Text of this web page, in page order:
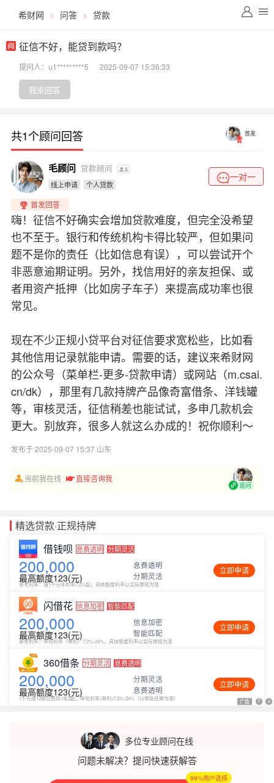
希财网 > 问答 > 贷款
征信不好，能贷到款吗？
提问人：u1*********5 2025-09-07 15:36:33
我来回答
共1个顾问回答 首发
毛顾问 贷款顾问
线上申请 个人贷款
一对一
首发回答
嗨！征信不好确实会增加贷款难度，但完全没希望
也不至于。银行和传统机构卡得比较严，但如果问
题不是你的责任（比如信息有误），可以尝试开个
非恶意逾期证明。另外，找信用好的亲友担保、或
者用资产抵押（比如房子车子）来提高成功率也很
常见。
现在不少正规小贷平台对征信要求宽松些，比如看
其他信用记录就能申请。需要的话，建议来希财网
的公众号（菜单栏-更多-贷款申请）或网站（m.csai.
cn/dk），那里有几款持牌产品像奇富借条、洋钱罐
等，审核灵活，征信稍差也能试试，多申几款机会
更大。别放弃，很多人就这么办成的！祝你顺利～
发布于 2025-09-07 15:37 山东
当前我在线 直接咨询我
追问
广告 ? x
精选贷款·正规持牌
借钱呗 息费透明 分期灵活
200,000
最高额度123(元)
息费透明
分期灵活
立即申请
参考利率：借1千元年利率7.2%起，具体额度利率以实际审核为准
闪借花 信息加密 智能匹配
200,000
最高额度123(元)
信息加密
智能匹配
立即申请
参考利率：年化利率（单利）7.2%-24%，具体额度利率以实际审核为准
360借条 分期灵活 息费透明
200,000
最高额度123(元)
分期灵活
息费透明
立即申请
1千元借12期日费用1毛2起，年化利率(单利)7.2%-24%（以审批结果为准） 广告 ? x
多位专业顾问在线
问题未解决？提问快速获解答
99%用户选择